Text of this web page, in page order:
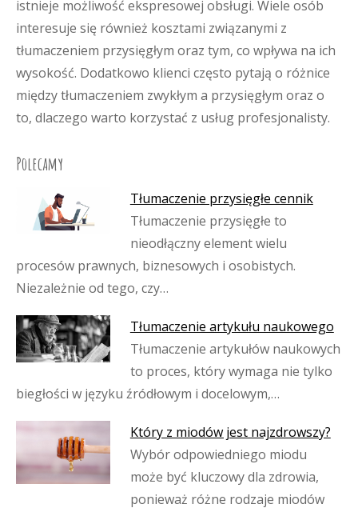
istnieje możliwość ekspresowej obsługi. Wiele osób
interesuje się również kosztami związanymi z
tłumaczeniem przysięgłym oraz tym, co wpływa na ich
wysokość. Dodatkowo klienci często pytają o różnice
między tłumaczeniem zwykłym a przysięgłym oraz o
to, dlaczego warto korzystać z usług profesjonalisty.
Polecamy
Tłumaczenie przysięgłe cennik
Tłumaczenie przysięgłe to
nieodłączny element wielu
procesów prawnych, biznesowych i osobistych.
Niezależnie od tego, czy…
Tłumaczenie artykułu naukowego
Tłumaczenie artykułów naukowych
to proces, który wymaga nie tylko
biegłości w języku źródłowym i docelowym,…
Który z miodów jest najzdrowszy?
Wybór odpowiedniego miodu
może być kluczowy dla zdrowia,
ponieważ różne rodzaje miodów